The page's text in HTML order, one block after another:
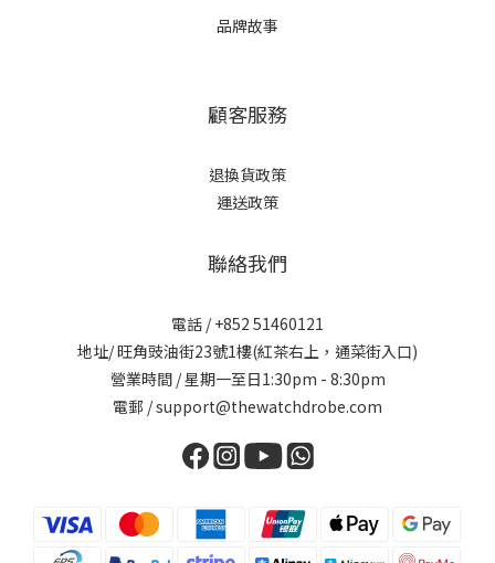
品牌故事
顧客服務
退換貨政策
運送政策
聯絡我們
電話 / +852 51460121
地址/ 旺角豉油街23號1樓(紅茶右上，通菜街入口)
營業時間 / 星期一至日1:30pm - 8:30pm
電郵 / support@thewatchdrobe.com